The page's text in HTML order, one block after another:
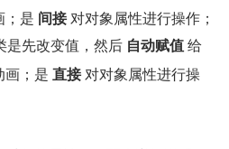
；是 间接 对对象属性进行操作；
是先改变值，然后 自动赋值 给
画；是 直接 对对象属性进行操